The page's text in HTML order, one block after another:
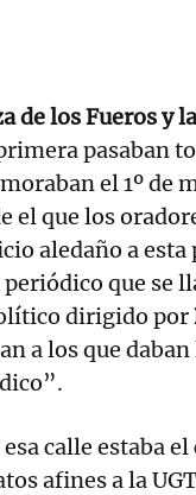
de los Fueros y
pasaban
el 1º de
el que los
aledaño a esta
que se
dirigido por
a los que
calle estaba
afines a la